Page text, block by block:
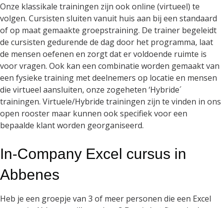
Onze klassikale trainingen zijn ook online (virtueel) te
volgen. Cursisten sluiten vanuit huis aan bij een standaard
of op maat gemaakte groepstraining. De trainer begeleidt
de cursisten gedurende de dag door het programma, laat
de mensen oefenen en zorgt dat er voldoende ruimte is
voor vragen. Ook kan een combinatie worden gemaakt van
een fysieke training met deelnemers op locatie en mensen
die virtueel aansluiten, onze zogeheten ‘Hybride´
trainingen. Virtuele/Hybride trainingen zijn te vinden in ons
open rooster maar kunnen ook specifiek voor een
bepaalde klant worden georganiseerd.
In-Company Excel cursus in
Abbenes
Heb je een groepje van 3 of meer personen die een Excel